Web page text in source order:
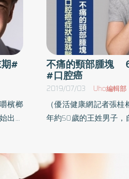
#
檳榔
出現
黏
轉
不痛的頸部腫塊
#口腔癌
2019/07/03 Uho編輯部
（優活健康網記者張
年約50歲的王姓男子，
醫師建議接受切片檢查
癌，之後再進一步接受